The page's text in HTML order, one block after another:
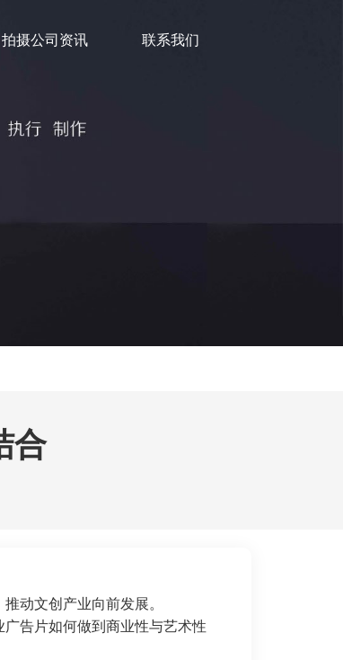
拍摄公司资讯 联系我们
合
动文创产业向前发展。
告片如何做到商业性与艺术性